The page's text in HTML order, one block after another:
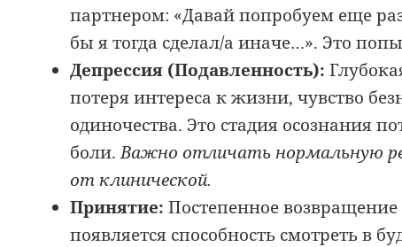
партнером: «Давай попробуем еще
бы я тогда сделал/а иначе…». Это
Депрессия (Подавленность):
потеря интереса к жизни, чувство
одиночества. Это стадия осознания
боли.Важно отличать нормальную
от клинической.
Принятие: Постепенное
появляется способность смотреть в